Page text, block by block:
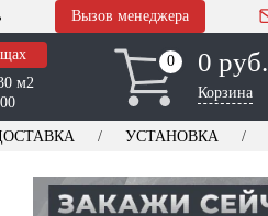
Вызов менеджера
м2
0
0 0 руб.
Корзина
УСТАНОВКА